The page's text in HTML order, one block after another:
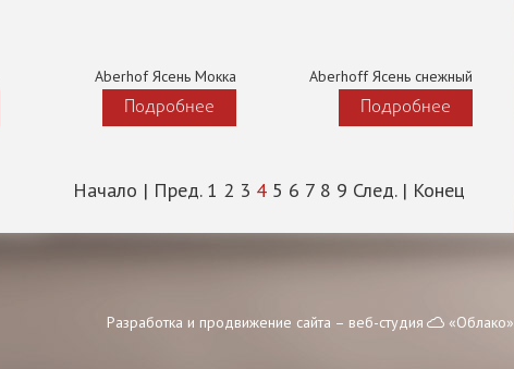
Aberhof Ясень Мокка
Подробнее
Aberhoff Ясень снежный
Подробнее
Начало | Пред. 1 2 3 4 5 6 7 8 9 След.| Конец
Разработка и продвижение сайта – веб-студия «Облако»